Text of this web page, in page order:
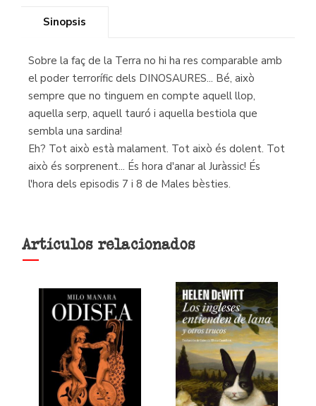
Sinopsis
Sobre la faç de la Terra no hi ha res comparable amb
el poder terrorífic dels DINOSAURES... Bé, això
sempre que no tinguem en compte aquell llop,
aquella serp, aquell tauró i aquella bestiola que
sembla una sardina!
Eh? Tot això està malament. Tot això és dolent. Tot
això és sorprenent... És hora d'anar al Juràssic! És
l'hora dels episodis 7 i 8 de Males bèsties.
Artículos relacionados